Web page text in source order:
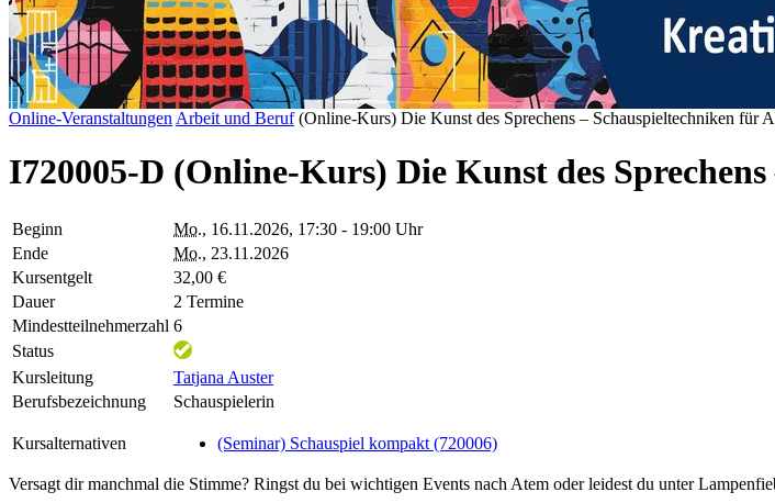
Online-Veranstaltungen Arbeit und Beruf (Online-Kurs) Die Kunst des Sprechens – Schauspieltechniken für
I720005-D (Online-Kurs) Die Kunst des
Beginn Mo., 16.11.2026, 17:30 - 19:00 Uhr
Ende
Mo., 23.11.2026
Kursentgelt
32,00 €
Dauer
2 Termine
Mindestteilnehmerzahl 6
Status
Kursleitung
Tatjana Auster
Berufsbezeichnung
Schauspielerin
Kursalternativen (Seminar) Schauspiel kompakt (720006)
Versagt dir manchmal die Stimme? Ringst du bei wichtigen Events nach Atem oder leidest du unter